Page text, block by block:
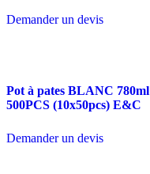
Demander un devis
Pot à pates BLANC 780ml
500PCS (10x50pcs) E&C
Demander un devis